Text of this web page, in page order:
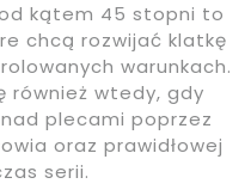
kątem 45 stopni to
chcą rozwijać klatkę
warunkach.
również wtedy, gdy
plecami poprzez
oraz prawidłowej
serii.